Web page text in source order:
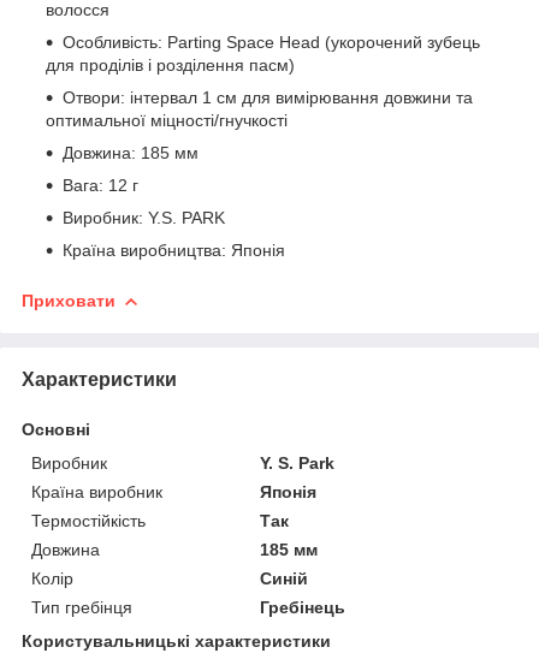
волосся
Особливість: Parting Space Head (укорочений зубець
для проділів і розділення пасм)
Отвори: інтервал 1 см для вимірювання довжини та
оптимальної міцності/гнучкості
Довжина: 185 мм
Вага: 12 г
Виробник: Y.S. PARK
Країна виробництва: Японія
Приховати
Характеристики
Основні
Виробник
Y. S. Park
Країна виробник
Японія
Термостійкість
Так
Довжина
185 мм
Колір
Синій
Тип гребінця
Гребінець
Користувальницькі характеристики